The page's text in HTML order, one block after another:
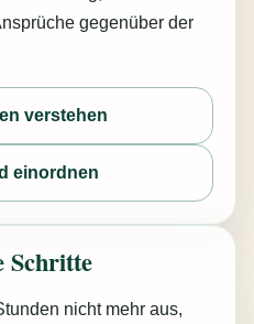
gegenüber der
verstehen
einordnen
Schritte
nicht mehr aus,